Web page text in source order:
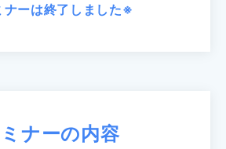
ーは終了しました※
ナーの内容